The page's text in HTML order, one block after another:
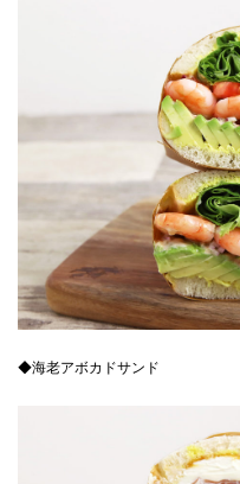
◆海老アボカドサンド